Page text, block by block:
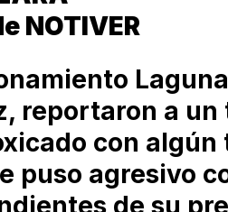
NOTIVER
reportaron a
con algún
puso agresivo
de su